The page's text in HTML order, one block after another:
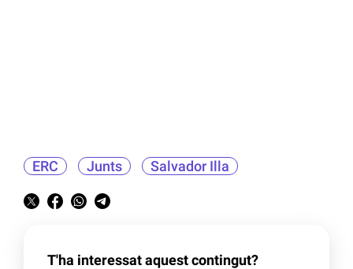
ERC Junts Salvador Illa
T'ha interessat aquest contingut?